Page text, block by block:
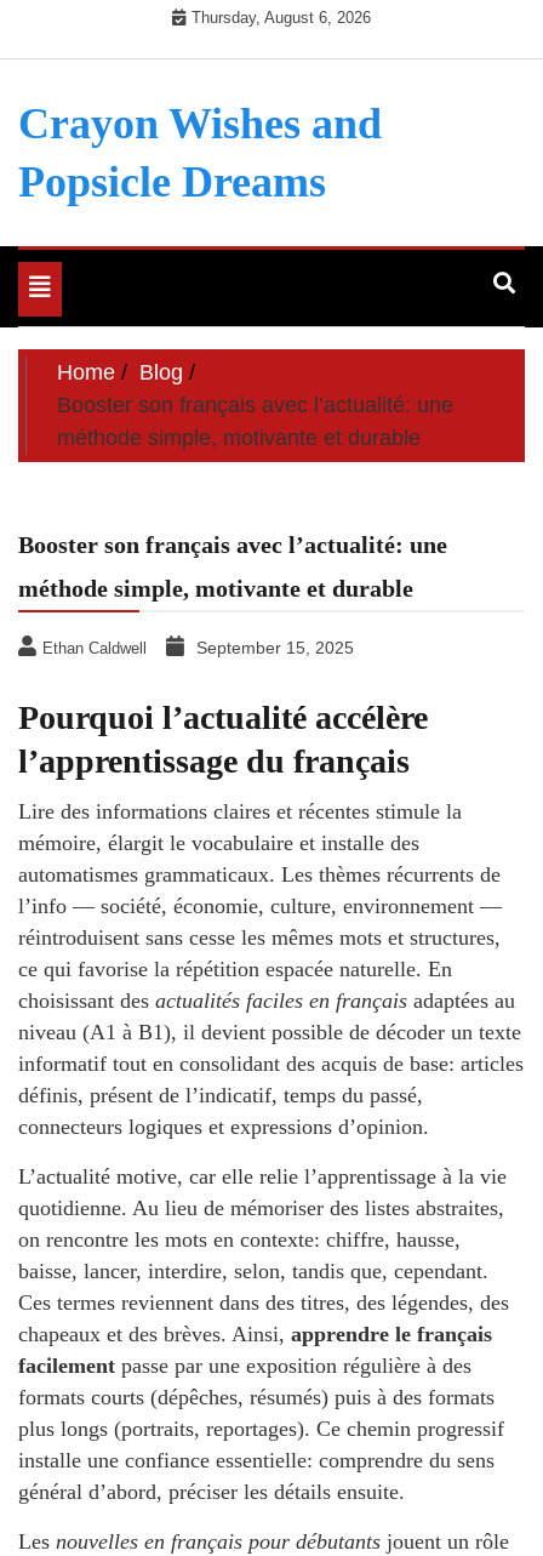
Thursday, August 6, 2026
Crayon Wishes and
Popsicle Dreams
Toggle
navigation
Home
Blog
Booster son français avec l’actualité: une
méthode simple, motivante et durable
Booster son français avec l’actualité: une
méthode simple, motivante et durable
Ethan Caldwell September 15, 2025
Pourquoi l’actualité accélère
l’apprentissage du français
Lire des informations claires et récentes stimule la
mémoire, élargit le vocabulaire et installe des
automatismes grammaticaux. Les thèmes récurrents de
l’info — société, économie, culture, environnement —
réintroduisent sans cesse les mêmes mots et structures,
ce qui favorise la répétition espacée naturelle. En
choisissant des actualités faciles en français adaptées au
niveau (A1 à B1), il devient possible de décoder un texte
informatif tout en consolidant des acquis de base: articles
définis, présent de l’indicatif, temps du passé,
connecteurs logiques et expressions d’opinion.
L’actualité motive, car elle relie l’apprentissage à la vie
quotidienne. Au lieu de mémoriser des listes abstraites,
on rencontre les mots en contexte: chiffre, hausse,
baisse, lancer, interdire, selon, tandis que, cependant.
Ces termes reviennent dans des titres, des légendes, des
chapeaux et des brèves. Ainsi, apprendre le français
facilement passe par une exposition régulière à des
formats courts (dépêches, résumés) puis à des formats
plus longs (portraits, reportages). Ce chemin progressif
installe une confiance essentielle: comprendre du sens
général d’abord, préciser les détails ensuite.
Les nouvelles en français pour débutants jouent un rôle